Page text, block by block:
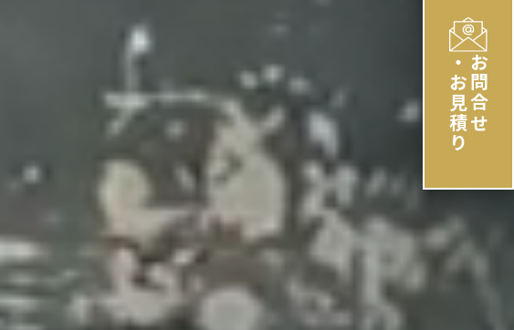
お問合せ
・お見積り